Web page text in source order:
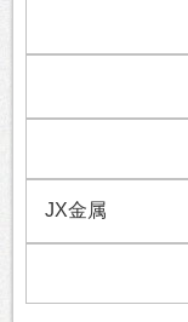
JX金属